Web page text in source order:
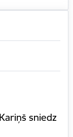
sniedz